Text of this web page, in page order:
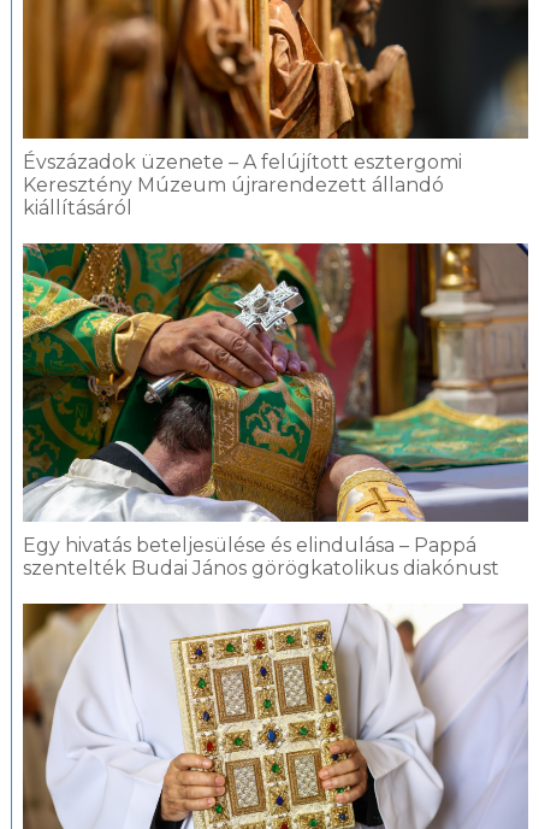
Évszázadok üzenete – A felújított esztergomi
Keresztény Múzeum újrarendezett állandó
kiállításáról
Egy hivatás beteljesülése és elindulása – Pappá
szentelték Budai János görögkatolikus diakónust